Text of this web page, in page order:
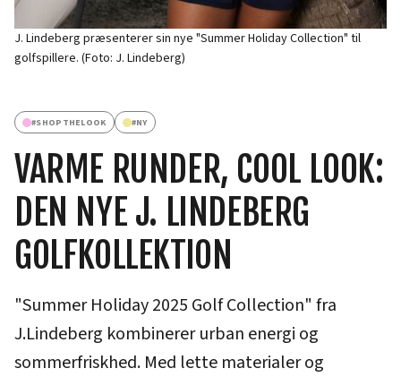
J. Lindeberg præsenterer sin nye "Summer Holiday Collection" til
golfspillere. (Foto: J. Lindeberg)
#SHOPTHELOOK #NY
VARME RUNDER, COOL LOOK:
DEN NYE J. LINDEBERG
GOLFKOLLEKTION
"Summer Holiday 2025 Golf Collection" fra
J.Lindeberg kombinerer urban energi og
sommerfriskhed. Med lette materialer og